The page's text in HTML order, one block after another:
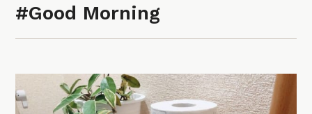
#Good Morning